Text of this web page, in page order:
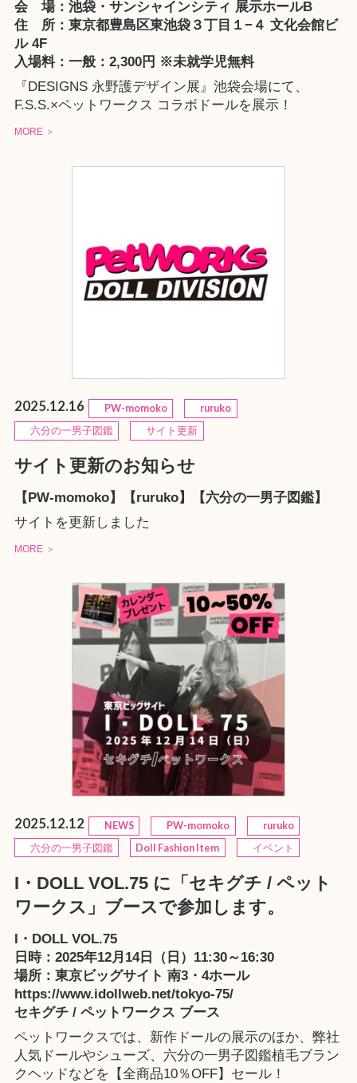
会 場：池袋・サンシャインシティ 展示ホールB
住 所：東京都豊島区東池袋３丁目１−４ 文化会館ビ
ル 4F
入場料：一般：2,300円 ※未就学児無料
『DESIGNS 永野護デザイン展』池袋会場にて、
F.S.S.×ペットワークス コラボドールを展示！
MORE ＞
2025.12.16 PW-momoko
ruruko
六分の一男子図鑑
サイト更新
サイト更新のお知らせ
【PW-momoko】【ruruko】【六分の一男子図鑑】
サイトを更新しました
MORE ＞
2025.12.12 NEWS PW-momoko
ruruko
六分の一男子図鑑
Doll Fashion Item イベント
I・DOLL VOL.75 に「セキグチ / ペット
ワークス」ブースで参加します。
I・DOLL VOL.75
日時：2025年12月14日（日）11:30～16:30
場所：東京ビッグサイト 南3・4ホール
https://www.idollweb.net/tokyo-75/
セキグチ / ペットワークス ブース
ペットワークスでは、新作ドールの展示のほか、弊社
人気ドールやシューズ、六分の一男子図鑑植毛ブラン
クヘッドなどを【全商品10％OFF】セール！